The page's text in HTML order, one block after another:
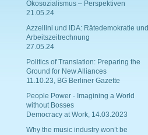
Ökosozialismus – Perspektiven
21.05.24
Azzellini und IDA: Rätedemokratie und
Arbeitszeitrechnung
27.05.24
Politics of Translation: Preparing the
Ground for New Alliances
11.10.23, BG Berliner Gazette
People Power - Imagining a World
without Bosses
Democracy at Work, 14.03.2023
Why the music industry won’t be